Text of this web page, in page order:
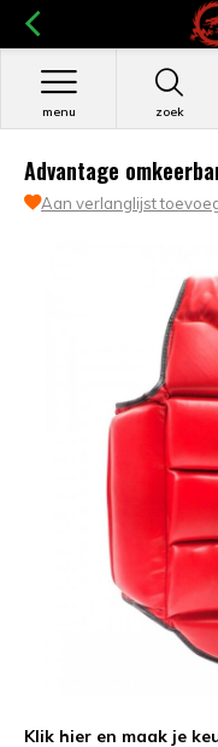
zoek
menu
Advantage
Aan verlanglijst
Klik hier en maak je